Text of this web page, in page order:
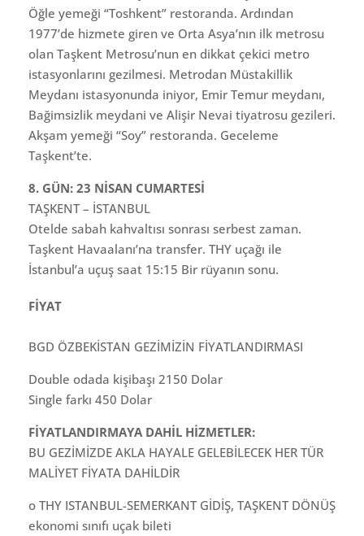
Öğle yemeği “Toshkent” restoranda. Ardından
1977’de hizmete giren ve Orta Asya’nın ilk metrosu
olan Taşkent Metrosu’nun en dikkat çekici metro
istasyonlarını gezilmesi. Metrodan Müstakillik
Meydanı istasyonunda iniyor, Emir Temur meydanı,
Bağimsizlik meydani ve Alişir Nevai tiyatrosu gezileri.
Akşam yemeği “Soy” restoranda. Geceleme
Taşkent’te.
8. GÜN: 23 NİSAN CUMARTESİ
TAŞKENT – İSTANBUL
Otelde sabah kahvaltısı sonrası serbest zaman.
Taşkent Havaalanı’na transfer. THY uçağı ile
İstanbul’a uçuş saat 15:15 Bir rüyanın sonu.
FİYAT
BGD ÖZBEKİSTAN GEZİMİZİN FİYATLANDIRMASI
Double odada kişibaşı 2150 Dolar
Single farkı 450 Dolar
FİYATLANDIRMAYA DAHİL HİZMETLER:
BU GEZİMİZDE AKLA HAYALE GELEBİLECEK HER TÜR
MALİYET FİYATA DAHİLDİR
o THY ISTANBUL-SEMERKANT GİDİŞ, TAŞKENT DÖNÜŞ
ekonomi sınıfı uçak bileti